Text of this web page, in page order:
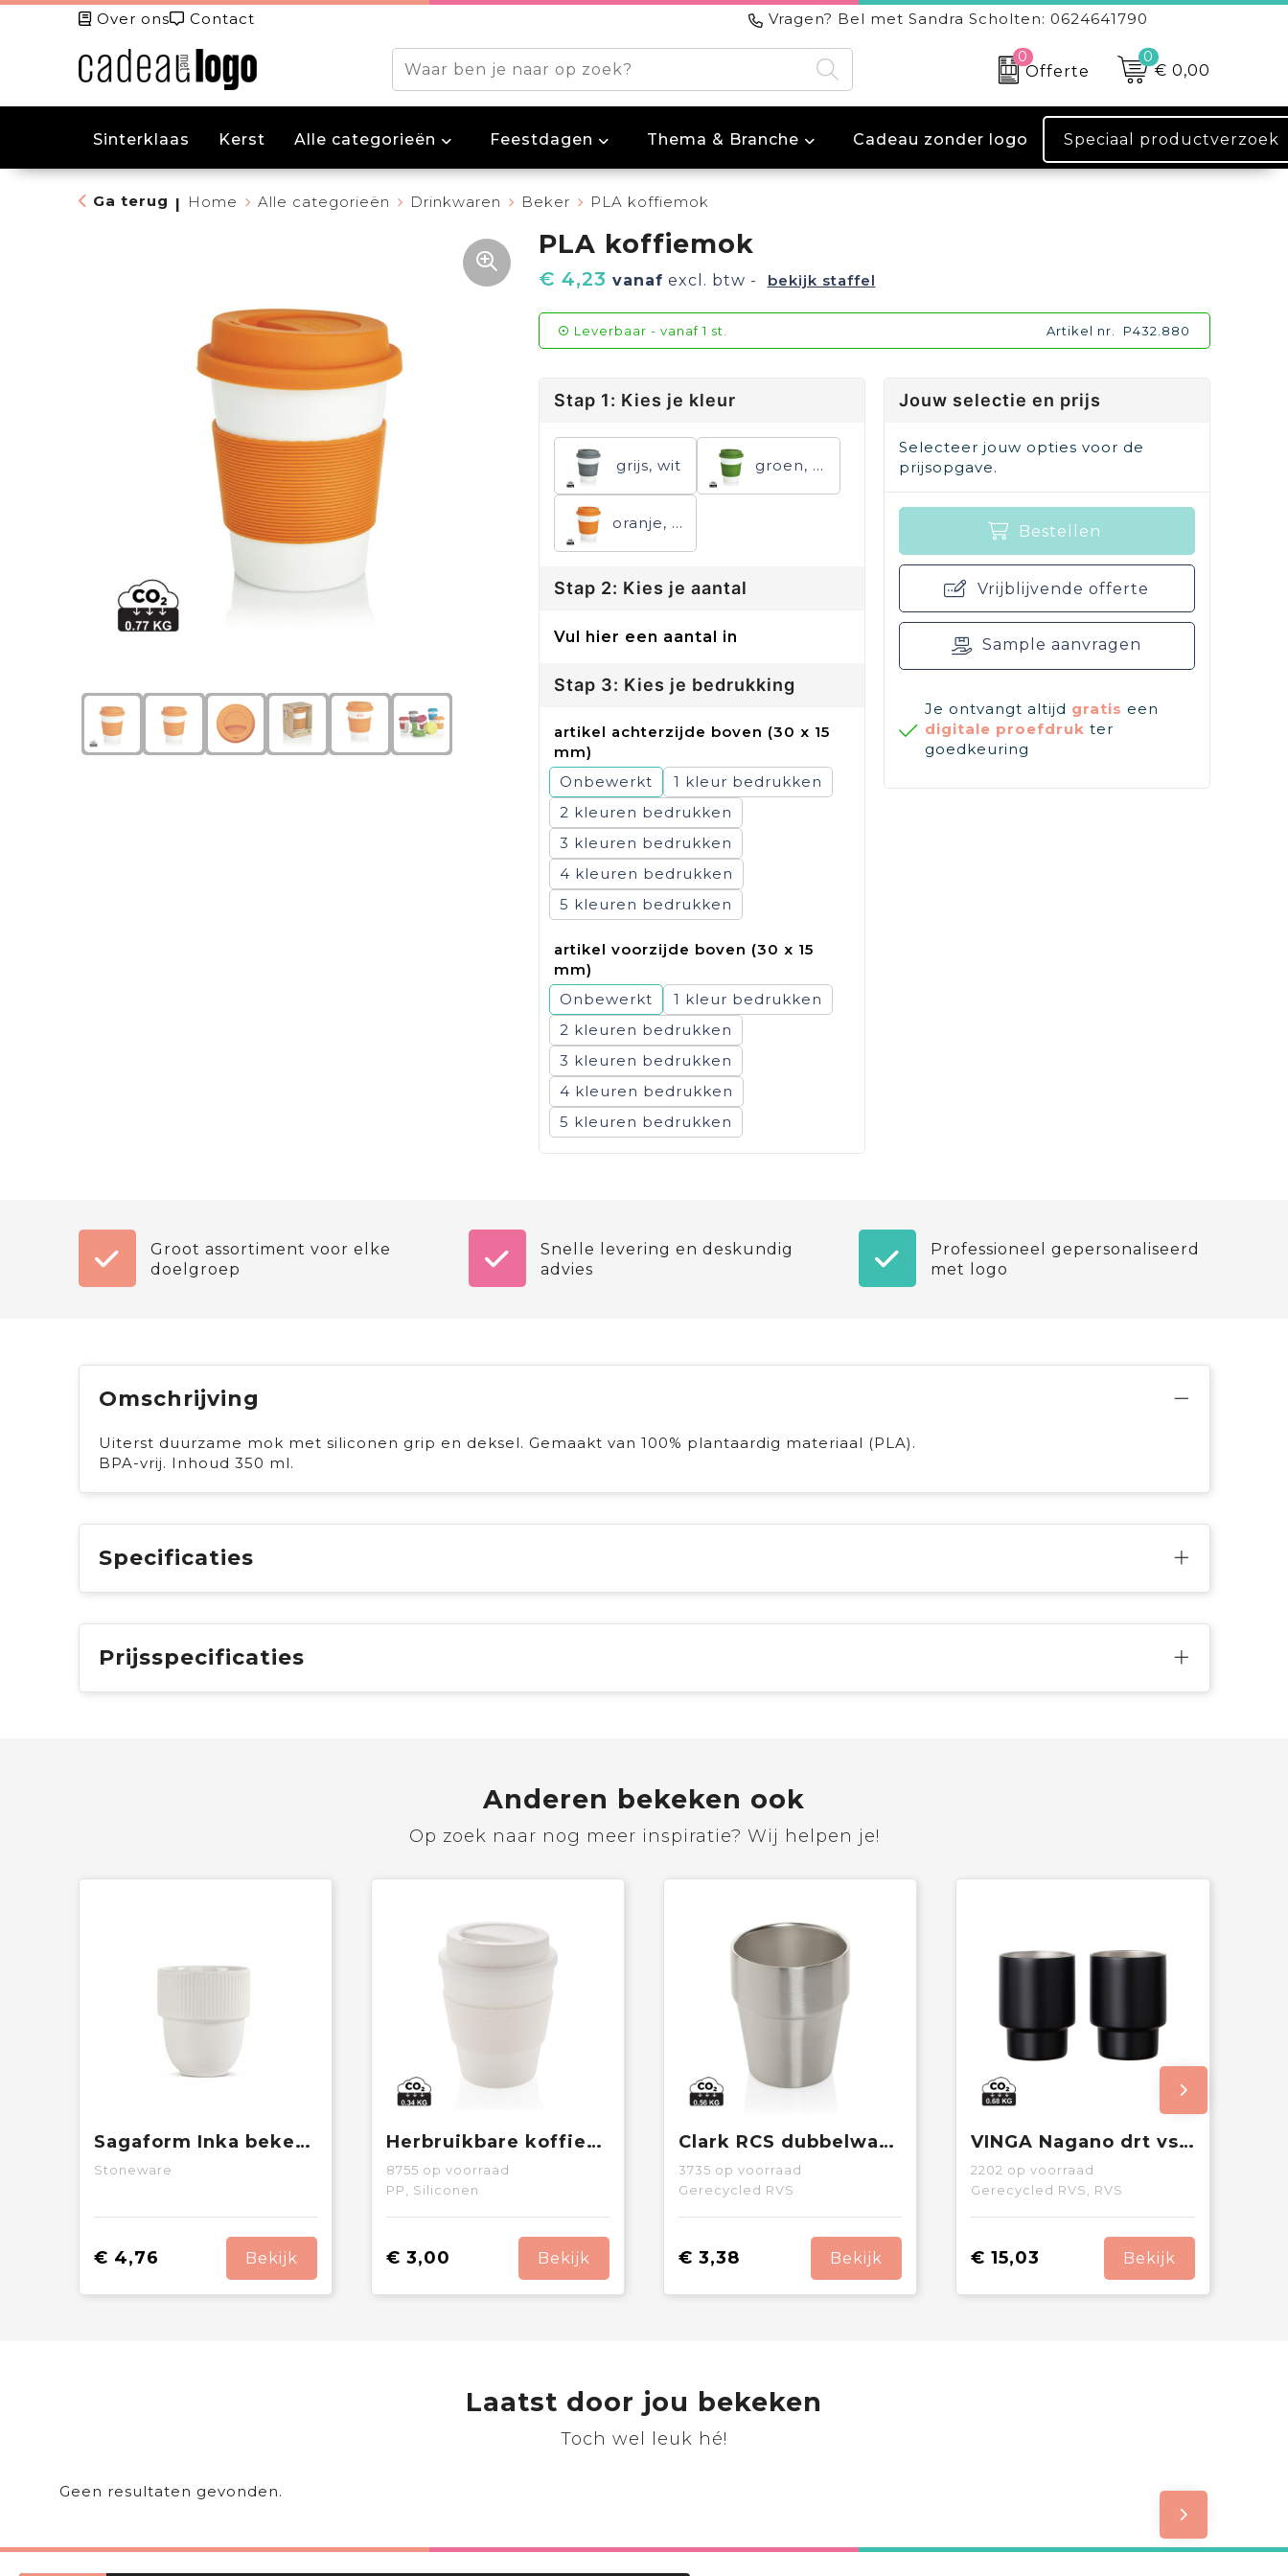
Over ons Contact Vragen? Bel met Sandra Scholten: 0624641790
0
Offerte
0
€ 0,00
Sinterklaas Kerst Alle categorieën Feestdagen Thema & Branche Cadeau zonder logo Speciaal productverzoek
Ga terug | Home Alle categorieën Drinkwaren Beker PLA koffiemok
PLA koffiemok
€ 4,23 vanaf excl. btw - bekijk staffel
Leverbaar - vanaf1 st. Artikel nr. P432.880
Stap 1: Kies je kleur
grijs, wit groen, wit
oranje, wit
Stap 2: Kies je aantal
Vul hier een aantal in
Stap 3: Kies je bedrukking
artikel achterzijde boven (30 x 15
mm)
Onbewerkt
1
2
3
4
5
artikel voorzijde boven (30 x 15
mm)
Onbewerkt
1
2
3
4
5
Jouw selectie en prijs
Selecteer jouw opties voor de
prijsopgave.
Bestellen
Vrijblijvende offerte
Sample aanvragen
Je ontvangt altijd gratis een
digitale proefdruk ter
goedkeuring
Groot assortiment voor elke
doelgroep
Snelle levering en deskundig
advies
Professioneel gepersonaliseerd
met logo
Omschrijving
Uiterst duurzame mok met siliconen grip en deksel. Gemaakt van 100% plantaardig materiaal (PLA).
BPA-vrij. Inhoud 350 ml.
Specificaties
Prijsspecificaties
Anderen bekeken ook
Op zoek naar nog meer inspiratie? Wij helpen je!
Sagaform Inka beker 270ml
Stoneware
€ 4,76 Bekijk
Herbruikbare koffiebeker met schroefdop 350ml
8755 op voorraad
PP, Siliconen
€ 3,00 Bekijk
Clark RCS dubbelwandige koffie beker 300ML
3735 op voorraad
Gerecycled RVS
€ 3,38 Bekijk
VINGA Nagano drt vsn 2 RCS recycled RVS bekers
2202 op voorraad
Gerecycled RVS, RVS
€ 15,03 Bekijk
Laatst door jou bekeken
Toch wel leuk hé!
Geen resultaten gevonden.